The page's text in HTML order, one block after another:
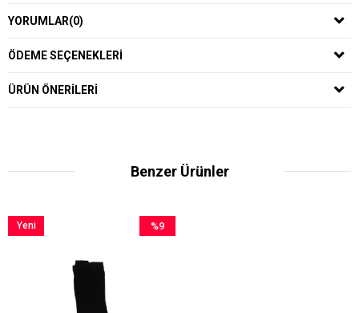
YORUMLAR(0)
ÖDEME SEÇENEKLERI
ÜRÜN ÖNERILERI
Benzer Ürünler
%9
Yeni